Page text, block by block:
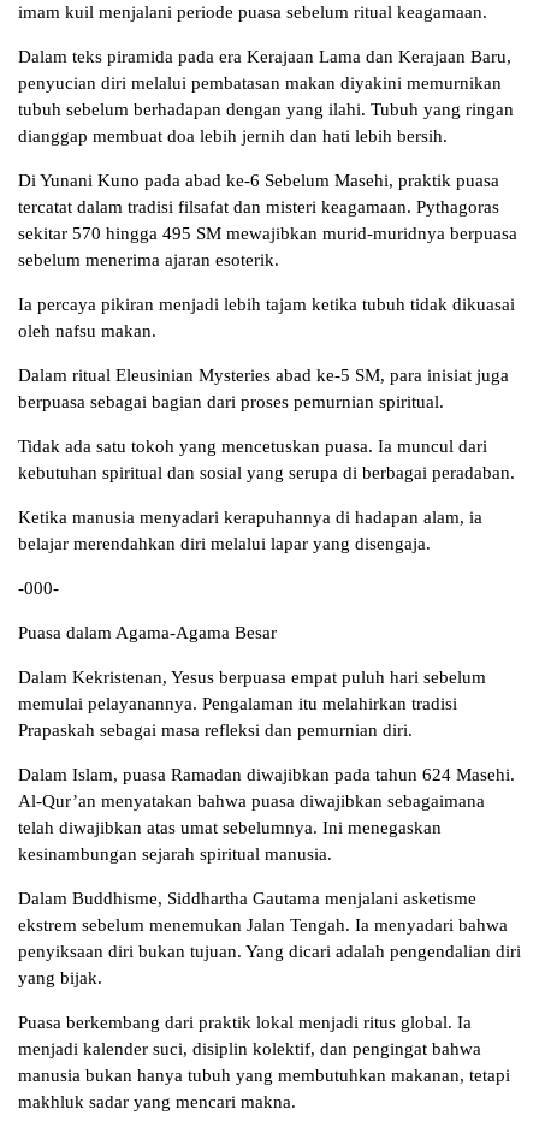
imam kuil menjalani periode puasa sebelum ritual keagamaan.
Dalam teks piramida pada era Kerajaan Lama dan Kerajaan Baru,
penyucian diri melalui pembatasan makan diyakini memurnikan
tubuh sebelum berhadapan dengan yang ilahi. Tubuh yang ringan
dianggap membuat doa lebih jernih dan hati lebih bersih.
Di Yunani Kuno pada abad ke-6 Sebelum Masehi, praktik puasa
tercatat dalam tradisi filsafat dan misteri keagamaan. Pythagoras
sekitar 570 hingga 495 SM mewajibkan murid-muridnya berpuasa
sebelum menerima ajaran esoterik.
Ia percaya pikiran menjadi lebih tajam ketika tubuh tidak dikuasai
oleh nafsu makan.
Dalam ritual Eleusinian Mysteries abad ke-5 SM, para inisiat juga
berpuasa sebagai bagian dari proses pemurnian spiritual.
Tidak ada satu tokoh yang mencetuskan puasa. Ia muncul dari
kebutuhan spiritual dan sosial yang serupa di berbagai peradaban.
Ketika manusia menyadari kerapuhannya di hadapan alam, ia
belajar merendahkan diri melalui lapar yang disengaja.
-000-
Puasa dalam Agama-Agama Besar
Dalam Kekristenan, Yesus berpuasa empat puluh hari sebelum
memulai pelayanannya. Pengalaman itu melahirkan tradisi
Prapaskah sebagai masa refleksi dan pemurnian diri.
Dalam Islam, puasa Ramadan diwajibkan pada tahun 624 Masehi.
Al-Qur’an menyatakan bahwa puasa diwajibkan sebagaimana
telah diwajibkan atas umat sebelumnya. Ini menegaskan
kesinambungan sejarah spiritual manusia.
Dalam Buddhisme, Siddhartha Gautama menjalani asketisme
ekstrem sebelum menemukan Jalan Tengah. Ia menyadari bahwa
penyiksaan diri bukan tujuan. Yang dicari adalah pengendalian diri
yang bijak.
Puasa berkembang dari praktik lokal menjadi ritus global. Ia
menjadi kalender suci, disiplin kolektif, dan pengingat bahwa
manusia bukan hanya tubuh yang membutuhkan makanan, tetapi
makhluk sadar yang mencari makna.